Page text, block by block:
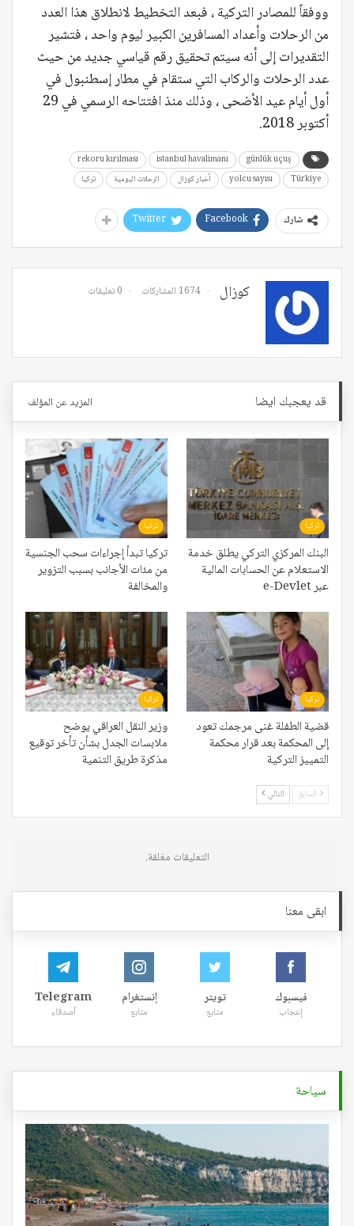
ووفقاً للمصادر التركية ، فبعد التخطيط لانطلاق هذا العدد
من الرحلات وأعداد المسافرين الكبير ليوم واحد ، فتشير
التقديرات إلى أنه سيتم تحقيق رقم قياسي جديد من حيث
عدد الرحلات والركاب التي ستقام في مطار إسطنبول في
أول أيام عيد الأضحى ، وذلك منذ افتتاحه الرسمي في 29
أكتوبر 2018.
günlük uçuş
istanbul havalimanı
rekoru kırılması
Türkiye
yolcu sayısı أخبار كوزال الرحلات اليومية تركيا
شارك Facebook
Twitter
كوزال 1674 المشاركات 0 تعليقات
قد يعجبك ايضا المزيد عن المؤلف
تركيا
البنك المركزي التركي يطلق خدمة
الاستعلام عن الحسابات المالية
عبر e-Devlet
تركيا
تركيا تبدأ إجراءات سحب الجنسية
من مئات الأجانب بسبب التزوير
والمخالفة
تركيا
قضية الطفلة غنى مرجمك تعود
إلى المحكمة بعد قرار محكمة
التمييز التركية
تركيا
وزير النقل العراقي يوضح
ملابسات الجدل بشأن تأخر توقيع
مذكرة طريق التنمية
السابق التالي
التعليقات مغلقة.
ابقى معنا
فيسبوك
إعجاب
تويتر
متابع
إنستغرام
متابع
Telegram
أصدقاء
سياحة